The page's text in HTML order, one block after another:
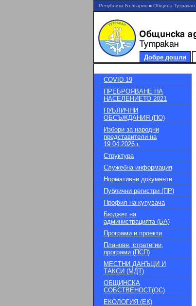
Република България ■ Община Тутракан
Добре дошли
COVID-19
ПРЕБРОЯВАНЕ НА
НАСЕЛЕНИЕТО 2021
ПУБЛИЧНИ
ОБСЪЖДАНИЯ (ПО)
Избори за народни
представители на
19.04.2026 г.
Структура
Служебна информация
Нормативни документи
Публични регистри (ПР)
Профил на купувача
Бюджет на
администрацията (БА)
Програми и проекти
Планове, стратегии,
програми (ПСП)
МЕСТНИ ДАНЪЦИ И
ТАКСИ (МДТ)
ОБЩИНСКА
СОБСТВЕНОСТ(ОС)
ЕКОЛОГИЯ (ЕК)